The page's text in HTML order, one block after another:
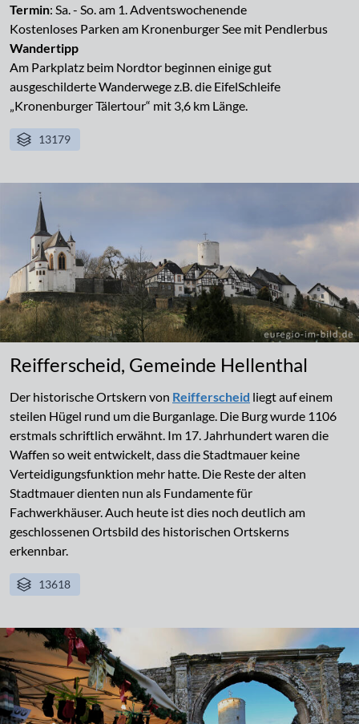
Termin: Sa. - So. am 1. Adventswochenende
Kostenloses Parken am Kronenburger See mit Pendlerbus
Wandertipp
Am Parkplatz beim Nordtor beginnen einige gut
ausgeschilderte Wanderwege z.B. die EifelSchleife
„Kronenburger Tälertour“ mit 3,6 km Länge.
13179
Reifferscheid, Gemeinde Hellenthal
Der historische Ortskern von Reifferscheid liegt auf einem
steilen Hügel rund um die Burganlage. Die Burg wurde 1106
erstmals schriftlich erwähnt. Im 17. Jahrhundert waren die
Waffen so weit entwickelt, dass die Stadtmauer keine
Verteidigungsfunktion mehr hatte. Die Reste der alten
Stadtmauer dienten nun als Fundamente für
Fachwerkhäuser. Auch heute ist dies noch deutlich am
geschlossenen Ortsbild des historischen Ortskerns
erkennbar.
13618